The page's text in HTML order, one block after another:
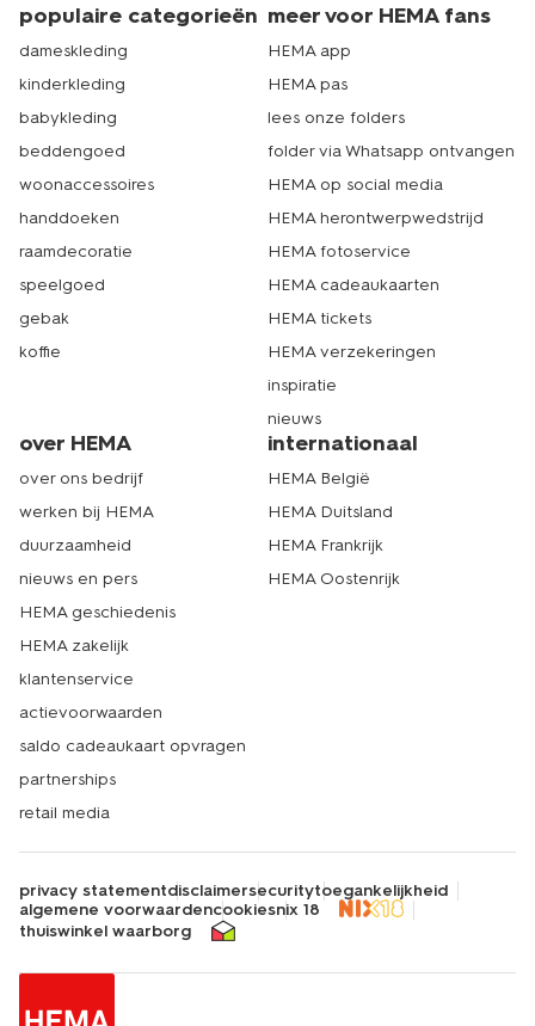
populaire categorieën
dameskleding
kinderkleding
babykleding
beddengoed
woonaccessoires
handdoeken
raamdecoratie
speelgoed
gebak
koffie
meer voor HEMA fans
HEMA app
HEMA pas
lees onze folders
folder via Whatsapp ontvangen
HEMA op social media
HEMA herontwerpwedstrijd
HEMA fotoservice
HEMA cadeaukaarten
HEMA tickets
HEMA verzekeringen
inspiratie
nieuws
over HEMA
over ons bedrijf
werken bij HEMA
duurzaamheid
nieuws en pers
HEMA geschiedenis
HEMA zakelijk
klantenservice
actievoorwaarden
saldo cadeaukaart opvragen
partnerships
retail media
internationaal
HEMA België
HEMA Duitsland
HEMA Frankrijk
HEMA Oostenrijk
privacy statementdisclaimersecuritytoegankelijkheid
algemene voorwaardencookiesnix 18
thuiswinkel waarborg